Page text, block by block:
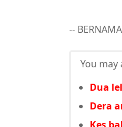
-- BERNAMA
You may
Dua
Dera